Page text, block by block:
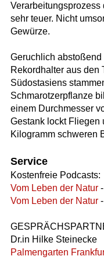
sehr teuer. Nicht
Gewürze.
Geruchlich
Rekordhalter aus den
Südostasiens
Schmarotzerpflanze
einem Durchmesser
Gestank lockt Fliegen
Kilogramm schweren
Service
Kostenfreie Podcasts:
Vom Leben der Natur-
Vom Leben der Natur-
Dr.in Hilke Steinecke
Palmengarten